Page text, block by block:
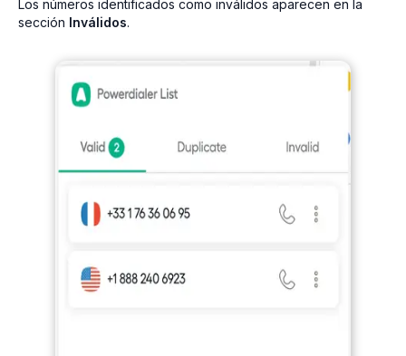
Los números identificados como inválidos aparecen en la
sección Inválidos.